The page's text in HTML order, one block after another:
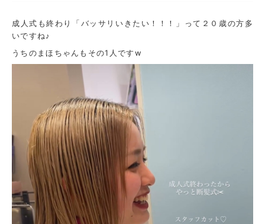
成人式も終わり「バッサリいきたい！！！」って２０歳の方多
いですね♪
うちのまほちゃんもその1人ですw